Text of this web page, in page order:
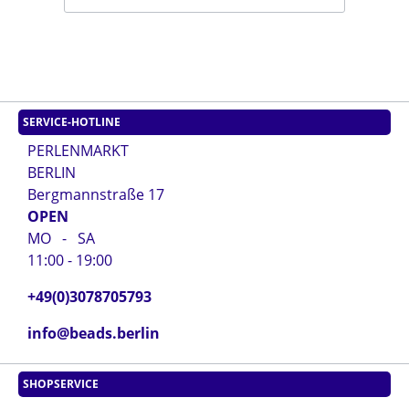
SERVICE-HOTLINE
PERLENMARKT
BERLIN
Bergmannstraße 17
OPEN
MO - SA
11:00 - 19:00
+49(0)3078705793
info@beads.berlin
SHOPSERVICE